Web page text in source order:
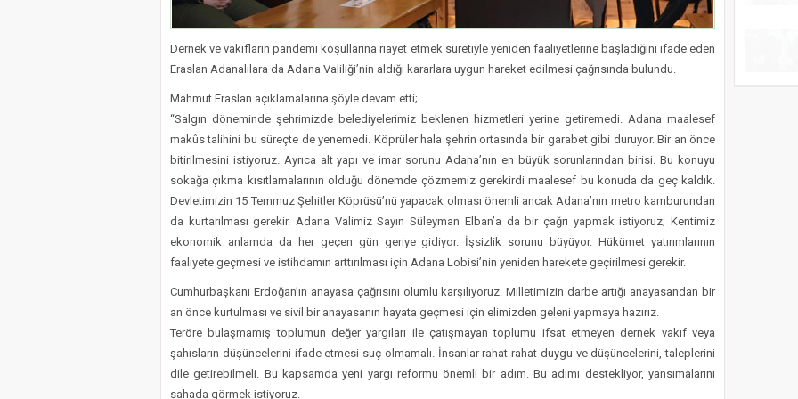
Dernek ve vakıfların pandemi koşullarına riayet etmek suretiyle yeniden faaliyetlerine başladığını ifade eden
Eraslan Adanalılara da Adana Valiliği’nin aldığı kararlara uygun hareket edilmesi çağrısında bulundu.
Mahmut Eraslan açıklamalarına şöyle devam etti;
“Salgın döneminde şehrimizde belediyelerimiz beklenen hizmetleri yerine getiremedi. Adana maalesef
makûs talihini bu süreçte de yenemedi. Köprüler hala şehrin ortasında bir garabet gibi duruyor. Bir an önce
bitirilmesini istiyoruz. Ayrıca alt yapı ve imar sorunu Adana’nın en büyük sorunlarından birisi. Bu konuyu
sokağa çıkma kısıtlamalarının olduğu dönemde çözmemiz gerekirdi maalesef bu konuda da geç kaldık.
Devletimizin 15 Temmuz Şehitler Köprüsü’nü yapacak olması önemli ancak Adana’nın metro kamburundan
da kurtarılması gerekir. Adana Valimiz Sayın Süleyman Elban’a da bir çağrı yapmak istiyoruz; Kentimiz
ekonomik anlamda da her geçen gün geriye gidiyor. İşsizlik sorunu büyüyor. Hükümet yatırımlarının
faaliyete geçmesi ve istihdamın arttırılması için Adana Lobisi’nin yeniden harekete geçirilmesi gerekir.
Cumhurbaşkanı Erdoğan’ın anayasa çağrısını olumlu karşılıyoruz. Milletimizin darbe artığı anayasandan bir
an önce kurtulması ve sivil bir anayasanın hayata geçmesi için elimizden geleni yapmaya hazırız.
Teröre bulaşmamış toplumun değer yargıları ile çatışmayan toplumu ifsat etmeyen dernek vakıf veya
şahısların düşüncelerini ifade etmesi suç olmamalı. İnsanlar rahat rahat duygu ve düşüncelerini, taleplerini
dile getirebilmeli. Bu kapsamda yeni yargı reformu önemli bir adım. Bu adımı destekliyor, yansımalarını
sahada görmek istiyoruz.